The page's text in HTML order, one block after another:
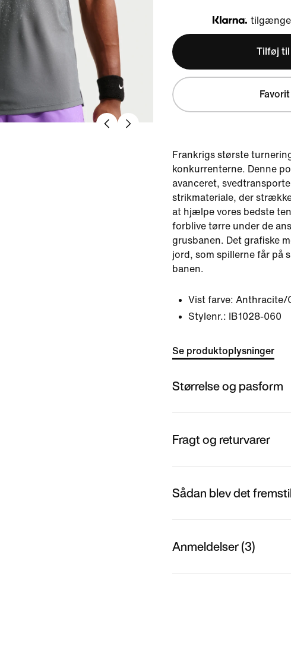
Klarna
Tilføj til
Favorit
Frankrigs største
konkurrenterne. Denne
avanceret,
strikmateriale, der
at hjælpe vores bedste
forblive tørre under de
grusbanen. Det grafiske
jord, som spillerne får på
banen.
Vist farve: Anthracite/
Stylenr.:
IB1028-060
Se produktoplysninger
Størrelse og pasform
Fragt og returvarer
Sådan blev det
Anmeldelser (3)